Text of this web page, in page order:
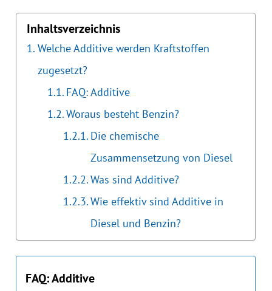
Inhaltsverzeichnis
Welche Additive werden Kraftstoffen
zugesetzt?
FAQ: Additive
Woraus besteht Benzin?
Die chemische
Zusammensetzung von Diesel
Was sind Additive?
Wie effektiv sind Additive in
Diesel und Benzin?
FAQ: Additive